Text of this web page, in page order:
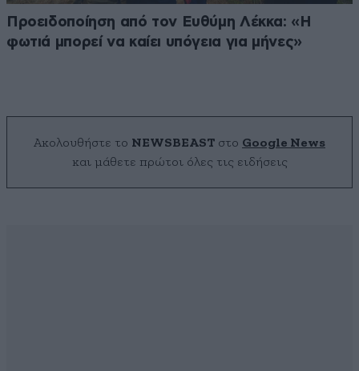
Προειδοποίηση από τον Ευθύμη Λέκκα: «Η
φωτιά μπορεί να καίει υπόγεια για μήνες»
Ακολουθήστε το NEWSBEAST στο Google News
και μάθετε πρώτοι όλες τις ειδήσεις